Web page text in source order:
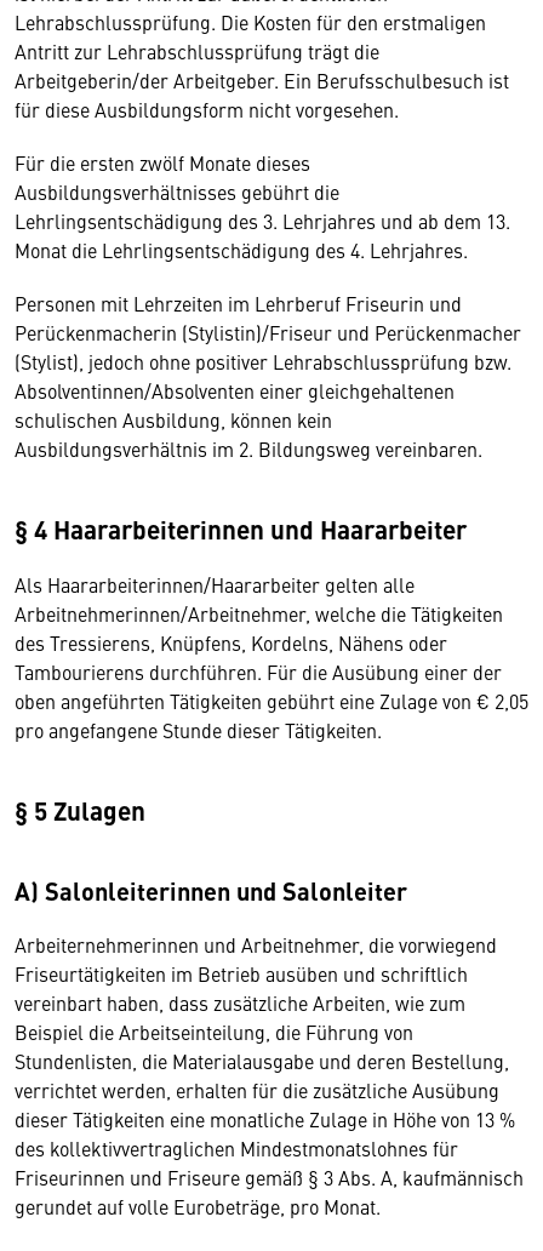
Lehrabschlussprüfung. Die Kosten für den erstmaligen
Antritt zur Lehrabschlussprüfung trägt die
Arbeitgeberin/der Arbeitgeber. Ein Berufsschulbesuch ist
für diese Ausbildungsform nicht vorgesehen.
Für die ersten zwölf Monate dieses
Ausbildungsverhältnisses gebührt die
Lehrlingsentschädigung des 3. Lehrjahres und ab dem 13.
Monat die Lehrlingsentschädigung des 4. Lehrjahres.
Personen mit Lehrzeiten im Lehrberuf Friseurin und
Perückenmacherin (Stylistin)/Friseur und Perückenmacher
(Stylist), jedoch ohne positiver Lehrabschlussprüfung bzw.
Absolventinnen/Absolventen einer gleichgehaltenen
schulischen Ausbildung, können kein
Ausbildungsverhältnis im 2. Bildungsweg vereinbaren.
§ 4 Haararbeiterinnen und Haararbeiter
Als Haararbeiterinnen/Haararbeiter gelten alle
Arbeitnehmerinnen/Arbeitnehmer, welche die Tätigkeiten
des Tressierens, Knüpfens, Kordelns, Nähens oder
Tambourierens durchführen. Für die Ausübung einer der
oben angeführten Tätigkeiten gebührt eine Zulage von € 2,05
pro angefangene Stunde dieser Tätigkeiten.
§ 5 Zulagen
A) Salonleiterinnen und Salonleiter
Arbeiternehmerinnen und Arbeitnehmer, die vorwiegend
Friseurtätigkeiten im Betrieb ausüben und schriftlich
vereinbart haben, dass zusätzliche Arbeiten, wie zum
Beispiel die Arbeitseinteilung, die Führung von
Stundenlisten, die Materialausgabe und deren Bestellung,
verrichtet werden, erhalten für die zusätzliche Ausübung
dieser Tätigkeiten eine monatliche Zulage in Höhe von 13 %
des kollektivvertraglichen Mindestmonatslohnes für
Friseurinnen und Friseure gemäß § 3 Abs. A, kaufmännisch
gerundet auf volle Eurobeträge, pro Monat.